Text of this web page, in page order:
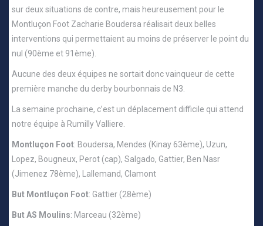
sur deux situations de contre, mais heureusement pour le
Montluçon Foot Zacharie Boudersa réalisait deux belles
interventions qui permettaient au moins de préserver le point du
nul (90ème et 91ème).
Aucune des deux équipes ne sortait donc vainqueur de cette
première manche du derby bourbonnais de N3.
La semaine prochaine, c’est un déplacement difficile qui attend
notre équipe à Rumilly Valliere.
Montluçon Foot: Boudersa, Mendes (Kinay 63ème), Uzun,
Lopez, Bougneux, Perot (cap), Salgado, Gattier, Ben Nasr
(Jimenez 78ème), Lallemand, Clamont
But Montluçon Foot: Gattier (28ème)
But AS Moulins: Marceau (32ème)